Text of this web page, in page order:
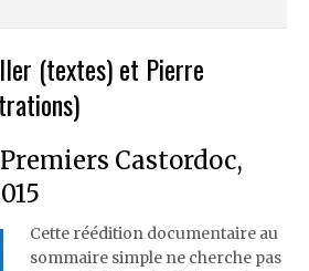
(textes) et Pierre
Castordoc,
Cette réédition documentaire au
sommaire simple ne cherche pas